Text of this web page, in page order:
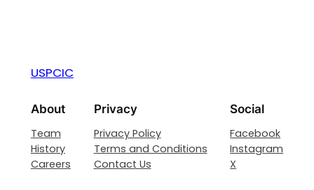
USPCIC
About
Team
History
Careers
Privacy
Privacy Policy
Terms and Conditions
Contact Us
Social
Facebook
Instagram
X